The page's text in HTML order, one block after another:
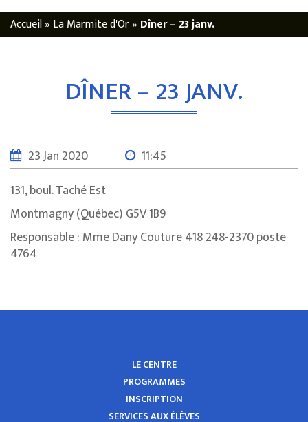
Accueil» La Marmite d'Or» Dîner – 23 janv.
DÎNER – 23 JANV.
23 Jan 2020
11:45
131, boul. Taché Est
Montmagny (Québec) G5V 1B9
Responsable : Mme Dany Couture 418 248-2370 poste
4764
LE CENTRE
PROGRAMMES
INSCRIPTION
SERVICES AUX ÉLÈVES